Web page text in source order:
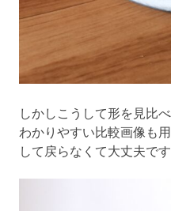
しかしこうして形を見比
わかりやすい比較画像も
して戻らなくて大丈夫です